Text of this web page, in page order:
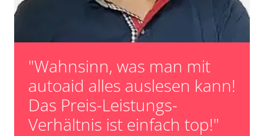
"Wahnsinn, was man mit
autoaid alles auslesen kann!
Das Preis-Leistungs-
Verhältnis ist einfach top!"